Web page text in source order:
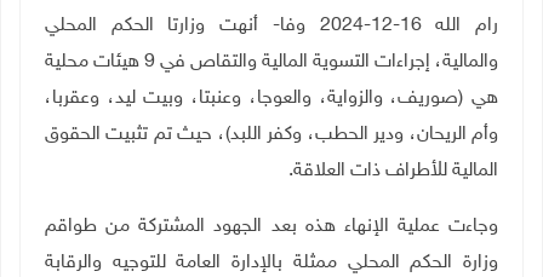
رام الله 16-12-2024 وفا- أنهت وزارتا الحكم المحلي
والمالية، إجراءات التسوية المالية والتقاص في 9 هيئات محلية
هي (صوريف، والزواية، والعوجا، وعنبتا، وبيت ليد، وعقربا،
وأم الريحان، ودير الحطب، وكفر اللبد)، حيث تم تثبيت الحقوق
المالية للأطراف ذات العلاقة.
وجاءت عملية الإنهاء هذه بعد الجهود المشتركة من طواقم
وزارة الحكم المحلي ممثلة بالإدارة العامة للتوجيه والرقابة